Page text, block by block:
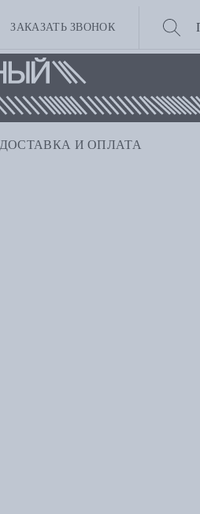
ЗАКАЗАТЬ ЗВОНОК
ДОСТАВКА И ОПЛАТА